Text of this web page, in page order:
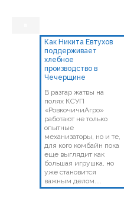
Как Никита Евтухов
поддерживает
хлебное
производство в
Чечерщине
В разгар жатвы на
полях КСУП
«РовкочичиАгро»
работают не только
опытные
механизаторы, но и те,
для кого комбайн пока
еще выглядит как
большая игрушка, но
уже становится
важным делом....